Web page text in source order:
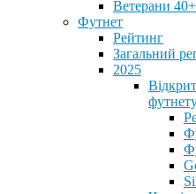
Ветерани 40+
Футнет
Рейтинг
Загальний
2025